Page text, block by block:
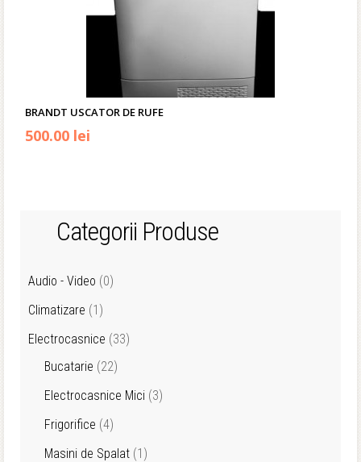
BRANDT USCATOR DE RUFE
500.00 lei
Categorii Produse
Audio - Video (0)
Climatizare (1)
Electrocasnice (33)
Bucatarie (22)
Electrocasnice Mici (3)
Frigorifice (4)
Masini de Spalat (1)